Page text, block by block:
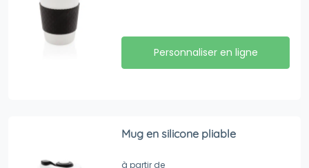
Personnaliser en ligne
Mug en silicone pliable
à partir de